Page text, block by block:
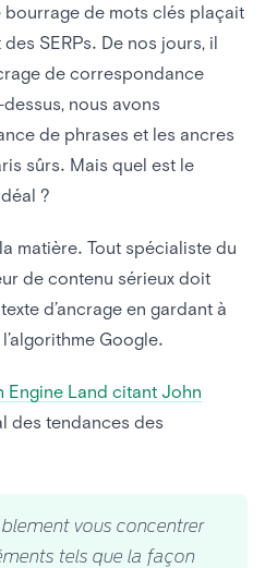
bourrage de mots clés plaçait
SERPs. De nos jours, il
de correspondance
nous avons
de phrases et les ancres
sûrs. Mais quel est le
?
matière. Tout spécialiste du
de contenu sérieux doit
d’ancrage en gardant à
Google.
Engine Land citant John
des tendances des
vous concentrer
tels que la façon